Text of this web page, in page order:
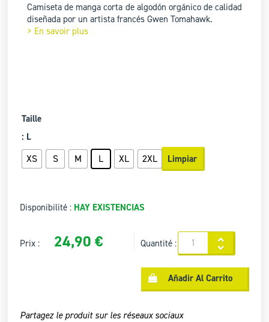
Camiseta de manga corta de algodón orgánico de calidad
diseñada por un artista francés Gwen Tomahawk.
> En savoir plus
Taille
: L
XS S M L XL 2XL Limpiar
Disponibilité : HAY EXISTENCIAS
Prix : 24,90€ Quantité :
Añadir Al Carrito
Partagez le produit sur les réseaux sociaux